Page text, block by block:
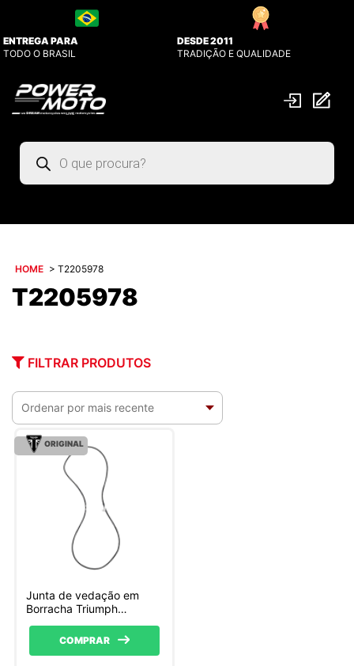
ENTREGA PARA
TODO O BRASIL
DESDE 2011
TRADIÇÃO E QUALIDADE
Pesquisar
produtos
HOME > T2205978
T2205978
FILTRAR PRODUTOS
ORIGINAL
Junta de vedação em
Borracha Triumph
COMPRAR